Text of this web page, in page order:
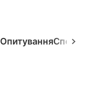
ОпитуванняСпецпроєкти